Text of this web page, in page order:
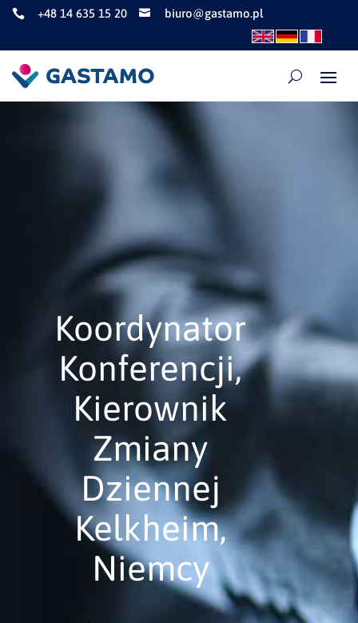
 +48 14 635 15 20  biuro@gastamo.pl
Koordynator
Konferencji,
Kierownik
Zmiany
Dziennej
Kelkheim,
Niemcy